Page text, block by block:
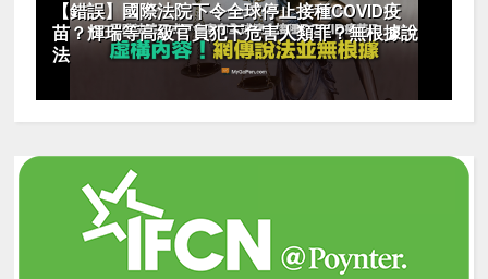
【錯誤】國際法院下令全球停止接種COVID疫
苗？輝瑞等高級官員犯下危害人類罪？無根據說
法